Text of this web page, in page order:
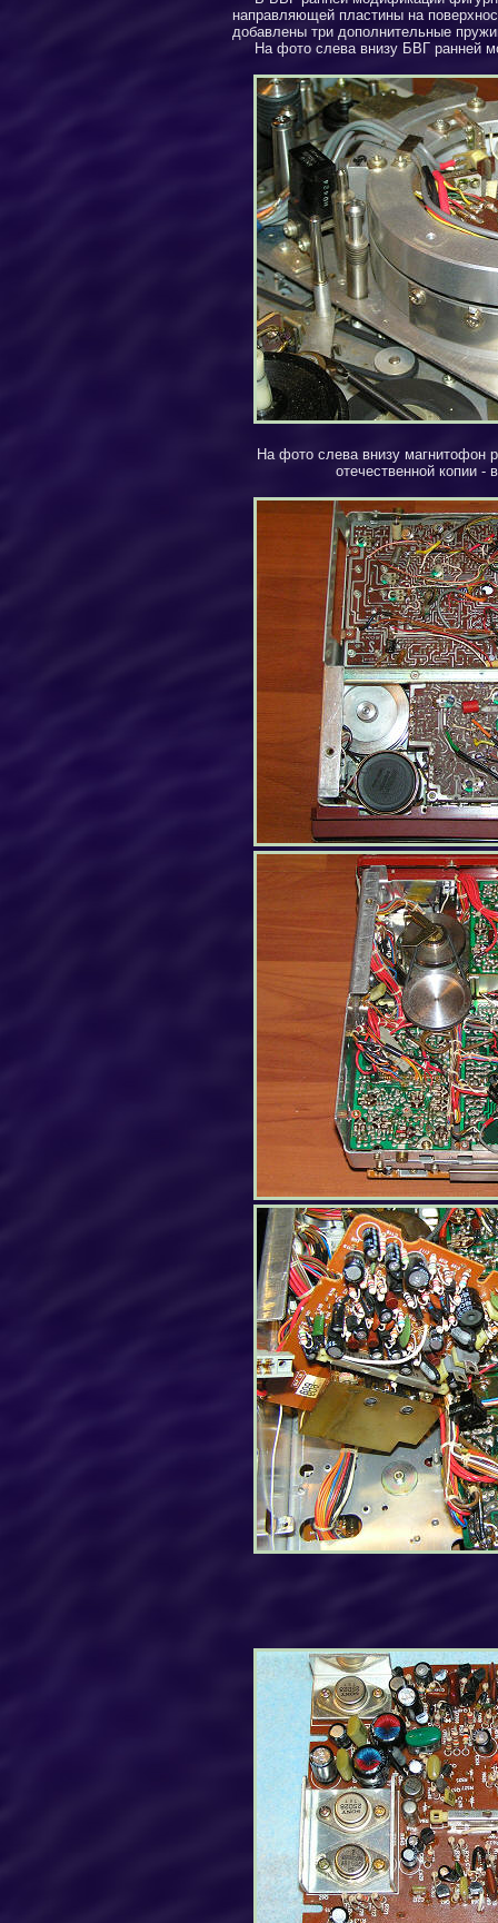
направляющей пластины на
добавлены три дополнительные
На фото слева внизу БВГ ранней
На фото слева внизу магнитофон
отечественной копии